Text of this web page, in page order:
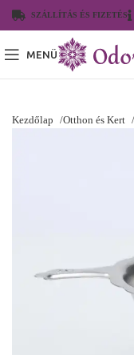
SZÁLLÍTÁS ÉS FIZETÉS
MENÜ
Kezdőlap Otthon és Kert